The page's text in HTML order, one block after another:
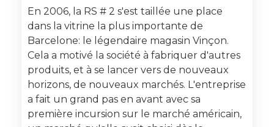
En 2006, la RS # 2 s'est taillée une place
dans la vitrine la plus importante de
Barcelone: ​​le légendaire magasin Vinçon.
Cela a motivé la société à fabriquer d'autres
produits, et à se lancer vers de nouveaux
horizons, de nouveaux marchés. L'entreprise
a fait un grand pas en avant avec sa
première incursion sur le marché américain,